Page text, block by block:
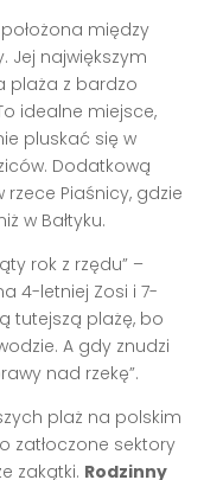
między
Jej największym
plaża z bardzo
idealne miejsce,
pluskać się w
Dodatkową
Piaśnicy, gdzie
w Bałtyku.
rok z rzędu” –
4-letniej Zosi i 7-
tutejszą plażę, bo
A gdy znudzi
nad rzekę”.
plaż na polskim
zatłoczone sektory
zakątki. Rodzinny